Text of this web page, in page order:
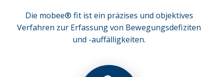
Die mobee® fit ist ein präzises und objektives
Verfahren zur Erfassung von Bewegungsdefiziten
und -auffälligkeiten.